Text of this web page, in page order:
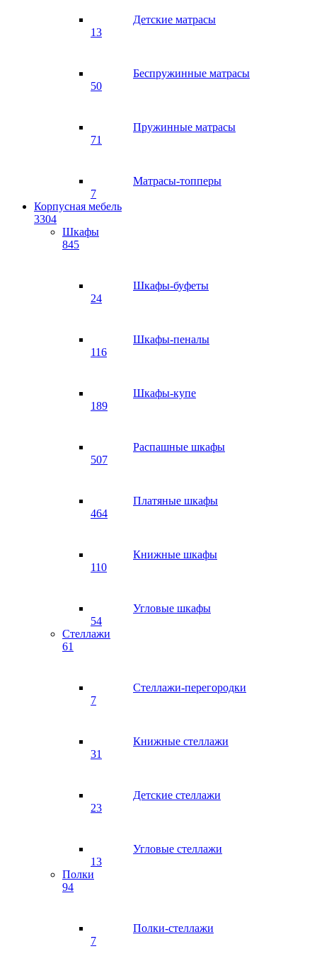
Детские матрасы
13
Беспружинные матрасы
50
Пружинные матрасы
71
Матрасы-топперы
7
Корпусная мебель
3304
Шкафы
845
Шкафы-буфеты
24
Шкафы-пеналы
116
Шкафы-купе
189
Распашные шкафы
507
Платяные шкафы
464
Книжные шкафы
110
Угловые шкафы
54
Стеллажи
61
Стеллажи-перегородки
7
Книжные стеллажи
31
Детские стеллажи
23
Угловые стеллажи
13
Полки
94
Полки-стеллажи
7